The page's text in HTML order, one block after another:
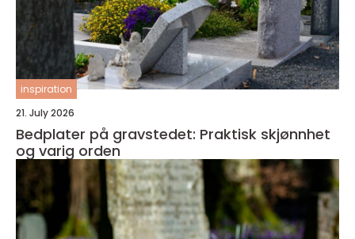
inspiration
21. July 2026
Bedplater på gravstedet: Praktisk skjønnhet
og varig orden